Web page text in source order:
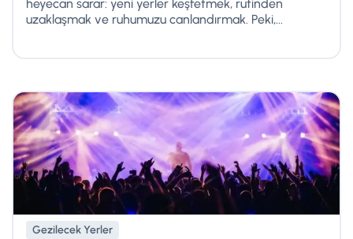
heyecan sarar: yeni yerler keşfetmek, rutinden
uzaklaşmak ve ruhumuzu canlandırmak. Peki,...
Gezilecek Yerler